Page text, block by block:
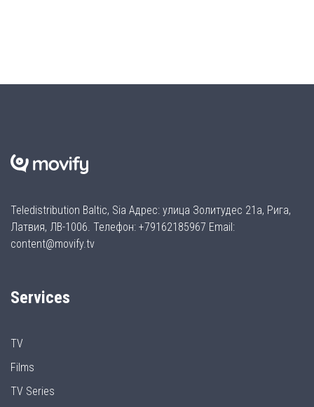
Teledistribution Baltic, Sia Адрес: улица Золитудес 21а, Рига,
Латвия, ЛВ-1006. Телефон: +79162185967 Email:
content@movify.tv
Services
TV
Films
TV Series